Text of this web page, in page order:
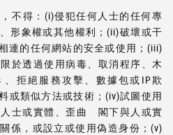
不得：(i)侵犯任何人士的任何專
形象權或其他權利；(ii)破壞或干
連的任何網站的安全或使用；(iii)
於透過使用病毒、取消程序、木
、拒絕服務攻擊、數據包或IP欺
或類似方法或技術；(iv)試圖使用
士或實體、歪曲 閣下與人或實
係，或設立或使用偽造身份；(v)